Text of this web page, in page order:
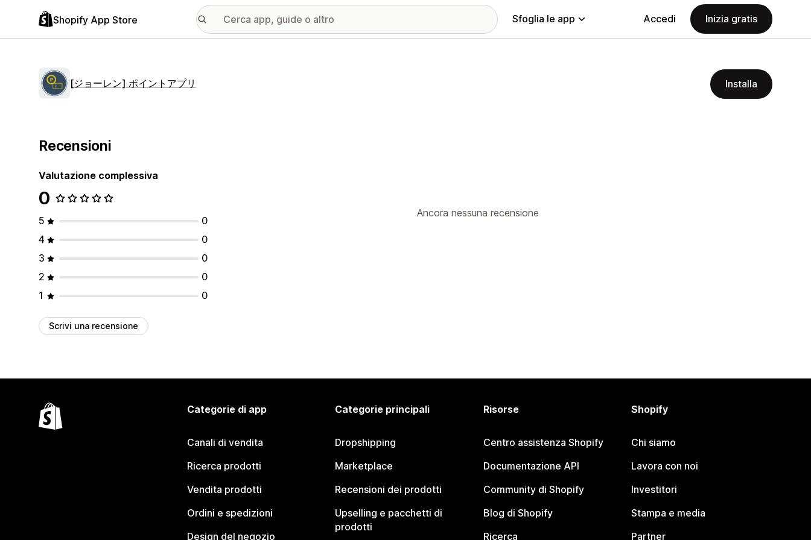
Shopify App Store Sfoglia le app Accedi Inizia gratis
[ジョーレン] ポイントアプリ Installa
Recensioni
Valutazione complessiva
0
5
0
4
0
3
0
2
0
1
0
Scrivi una recensione
Ancora nessuna recensione
Categorie di app
Canali di vendita
Ricerca prodotti
Vendita prodotti
Ordini e spedizioni
Design del negozio
Categorie principali
Dropshipping
Marketplace
Recensioni dei prodotti
Upselling e pacchetti di
prodotti
Risorse
Centro assistenza Shopify
Documentazione API
Community di Shopify
Blog di Shopify
Ricerca
Shopify
Chi siamo
Lavora con noi
Investitori
Stampa e media
Partner